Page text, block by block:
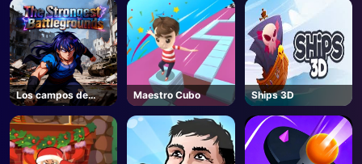
Los campos de
batalla más
fuertes- Roblox
Maestro Cubo Ships 3D